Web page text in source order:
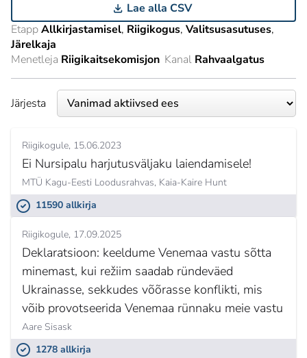
Lae alla CSV
EtappAllkirjastamisel Riigikogus Valitsusasutuses
Järelkaja
Menetleja Riigikaitsekomisjon Kanal Rahvaalgatus
Järjesta
Riigikogule 15.06.2023
Ei Nursipalu harjutusväljaku laiendamisele!
MTÜ Kagu-Eesti Loodusrahvas, Kaia-Kaire Hunt
11590 allkirja
Riigikogule 17.09.2025
Deklaratsioon: keeldume Venemaa vastu sõtta
minemast, kui režiim saadab ründeväed
Ukrainasse, sekkudes võõrasse konflikti, mis
võib provotseerida Venemaa rünnaku meie vastu
Aare Sisask
1278 allkirja